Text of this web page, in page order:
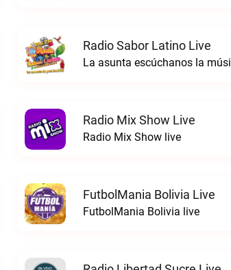
Radio Sabor Latino Live
Radio Mix Show Live
Radio Mix Show live
FutbolMania Bolivia Live
FutbolMania Bolivia live